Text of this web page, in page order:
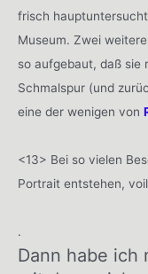
frisch
Museum. Zwei
so aufgebaut, daß sie
Schmalspur (und
eine der wenigen von
<13> Bei so vielen
Portrait entstehen,
.
Dann habe ich